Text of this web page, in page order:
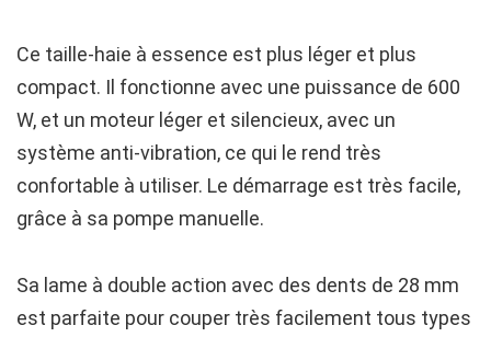
Ce taille-haie à essence est plus léger et plus
compact. Il fonctionne avec une puissance de 600
W, et un moteur léger et silencieux, avec un
système anti-vibration, ce qui le rend très
confortable à utiliser. Le démarrage est très facile,
grâce à sa pompe manuelle.
Sa lame à double action avec des dents de 28 mm
est parfaite pour couper très facilement tous types